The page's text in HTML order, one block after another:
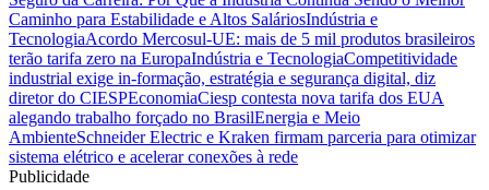
Caminho para Estabilidade e Altos SaláriosIndústria e
TecnologiaAcordo Mercosul-UE: mais de 5 mil produtos brasileiros
terão tarifa zero na EuropaIndústria e TecnologiaCompetitividade
industrial exige in-formação, estratégia e segurança digital, diz
diretor do CIESPEconomiaCiesp contesta nova tarifa dos EUA
alegando trabalho forçado no BrasilEnergia e Meio
AmbienteSchneider Electric e Kraken firmam parceria para otimizar
sistema elétrico e acelerar conexões à rede
Publicidade